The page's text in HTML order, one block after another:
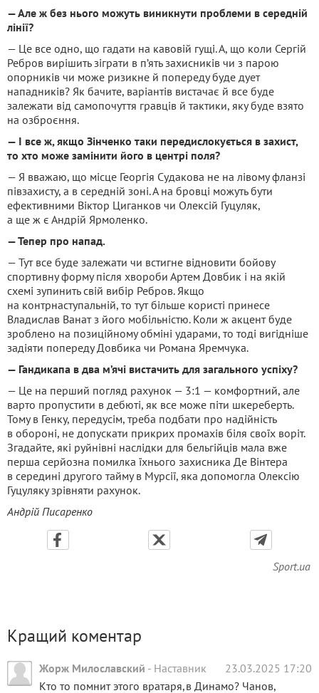
— Але ж без нього можуть виникнути проблеми в середній
лінії?
— Це все одно, що гадати на кавовій гущі. А, що коли Сергій
Ребров вирішить зіграти в п’ять захисників чи з парою
опорників чи може ризикне й попереду буде дует
нападників? Як бачите, варіантів вистачає й все буде
залежати від самопочуття гравців й тактики, яку буде взято
на озброєння.
— І все ж, якщо Зінченко таки передислокується в захист,
то хто може замінити його в центрі поля?
— Я вважаю, що місце Георгія Судакова не на лівому фланзі
півзахисту, а в середній зоні. А на бровці можуть бути
ефективними Віктор Циганков чи Олексій Гуцуляк,
а ще ж є Андрій Ярмоленко.
— Тепер про напад.
— Тут все буде залежати чи встигне відновити бойову
спортивну форму після хвороби Артем Довбик і на якій
схемі зупинить свій вибір Ребров. Якщо
на контрнаступальній, то тут більше користі принесе
Владислав Ванат з його мобільністю. Коли ж акцент буде
зроблено на позиційному обміні ударами, то тоді вигідніше
задіяти попереду Довбика чи Романа Яремчука.
— Гандикапа в два м’ячі вистачить для загального успіху?
— Це на перший погляд рахунок — 3:1 — комфортний, але
варто пропустити в дебюті, як все може піти шкереберть.
Тому в Генку, передусім, треба подбати про надійність
в обороні, не допускати прикрих промахів біля своїх воріт.
Згадайте, які руйнівні наслідки для бельгійців мала вже
перша серйозна помилка їхнього захисника Де Вінтера
в середині другого тайму в Мурсії, яка допомогла Олексію
Гуцуляку зрівняти рахунок.
Андрій Писаренко
Sport.ua
Кращий коментар
Жорж Милославский - Наставник
23.03.2025 17:20
Кто то помнит этого вратаря,в Динамо? Чанов,